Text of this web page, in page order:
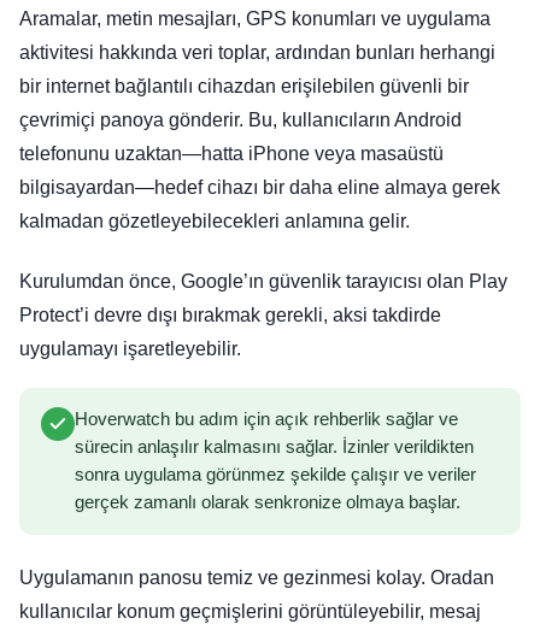
Aramalar, metin mesajları, GPS konumları ve uygulama
aktivitesi hakkında veri toplar, ardından bunları herhangi
bir internet bağlantılı cihazdan erişilebilen güvenli bir
çevrimiçi panoya gönderir. Bu, kullanıcıların Android
telefonunu uzaktan—hatta iPhone veya masaüstü
bilgisayardan—hedef cihazı bir daha eline almaya gerek
kalmadan gözetleyebilecekleri anlamına gelir.
Kurulumdan önce, Google’ın güvenlik tarayıcısı olan Play
Protect’i devre dışı bırakmak gerekli, aksi takdirde
uygulamayı işaretleyebilir.
Hoverwatch bu adım için açık rehberlik sağlar ve
sürecin anlaşılır kalmasını sağlar. İzinler verildikten
sonra uygulama görünmez şekilde çalışır ve veriler
gerçek zamanlı olarak senkronize olmaya başlar.
Uygulamanın panosu temiz ve gezinmesi kolay. Oradan
kullanıcılar konum geçmişlerini görüntüleyebilir, mesaj